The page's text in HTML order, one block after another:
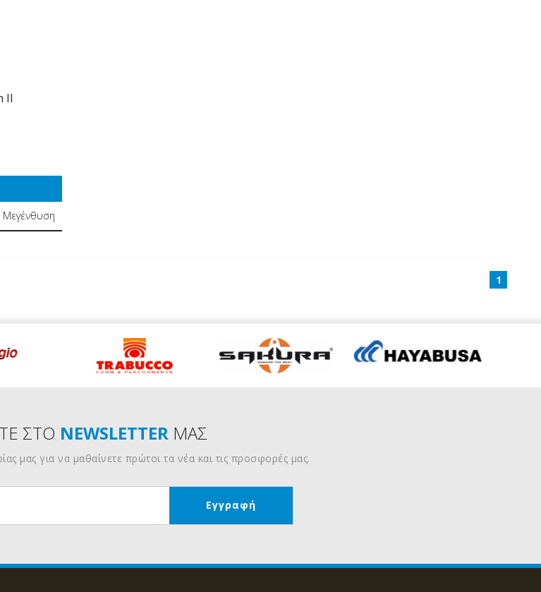
II
Μεγένθυση
1
ΣΤΟ NEWSLETTERΜΑΣ
μας για να μαθαίνετε πρώτοι τα νέα και τις προσφορές μας.